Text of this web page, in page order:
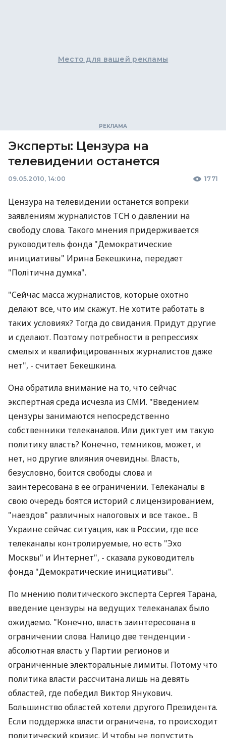
Место для вашей рекламы
Эксперты: Цензура на
телевидении останется
09.05.2010, 14:00 1771
Цензура на телевидении останется вопреки
заявлениям журналистов ТСН о давлении на
свободу слова. Такого мнения придерживается
руководитель фонда "Демократические
инициативы" Ирина Бекешкина, передает
"Політична думка".
"Сейчас масса журналистов, которые охотно
делают все, что им скажут. Не хотите работать в
таких условиях? Тогда до свидания. Придут другие
и сделают. Поэтому потребности в репрессиях
смелых и квалифицированных журналистов даже
нет", - считает Бекешкина.
Она обратила внимание на то, что сейчас
экспертная среда исчезла из СМИ. "Введением
цензуры занимаются непосредственно
собственники телеканалов. Или диктует им такую
политику власть? Конечно, темников, может, и
нет, но другие влияния очевидны. Власть,
безусловно, боится свободы слова и
заинтересована в ее ограничении. Телеканалы в
свою очередь боятся историй с лицензированием,
"наездов" различных налоговых и все такое... В
Украине сейчас ситуация, как в России, где все
телеканалы контролируемые, но есть "Эхо
Москвы" и Интернет", - сказала руководитель
фонда "Демократические инициативы".
По мнению политического эксперта Сергея Тарана,
введение цензуры на ведущих телеканалах было
ожидаемо. "Конечно, власть заинтересована в
ограничении слова. Налицо две тенденции -
абсолютная власть у Партии регионов и
ограниченные электоральные лимиты. Потому что
политика власти рассчитана лишь на девять
областей, где победил Виктор Янукович.
Большинство областей хотели другого Президента.
Если поддержка власти ограничена, то происходит
политический кризис. И чтобы не допустить